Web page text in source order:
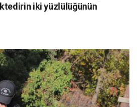
iki yüzlülüğünün